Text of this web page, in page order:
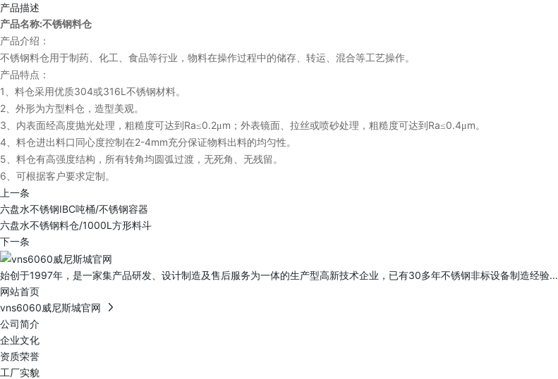
产品描述
产品名称:不锈钢料仓
产品介绍：
不锈钢料仓用于制药、化工、食品等行业，物料在操作过程中的储存、转运、混合等工艺操作。
产品特点：
1 、料仓采用优质304或316L 不锈钢材料。
2 、外形为方型料仓，造型美观。
3 、内表面经高度抛光处理，粗糙度可达到 Ra≤0.2μ m ；外表镜面、拉丝或喷砂处理，粗糙度可达到 Ra≤0.4μ m 。
4 、料仓进出料口同心度控制在2-4mm充分保证物料出料的均匀性。
5 、料仓有高强度结构，所有转角均圆弧过渡，无死角、无残留。
6 、可根据客户要求定制。
上一条
六盘水不锈钢IBC吨桶/不锈钢容器
六盘水不锈钢料仓/1000L方形料斗
下一条
始创于1997年，是一家集产品研发、设计制造及售后服务为一体的生产型高新技术企业，已有30多年不锈钢非标设备制造经验...
网站首页
vns6060威尼斯城官网
公司简介
企业文化
资质荣誉
工厂实貌